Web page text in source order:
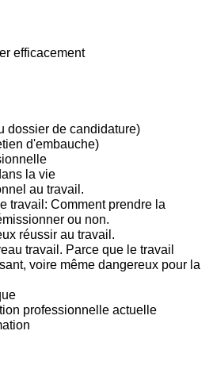
efficacement
dossier de candidature)
d'embauche)
la vie
au travail.
travail: Comment prendre la
ou non.
réussir au travail.
travail. Parce que le travail
voire même dangereux pour la
professionnelle actuelle